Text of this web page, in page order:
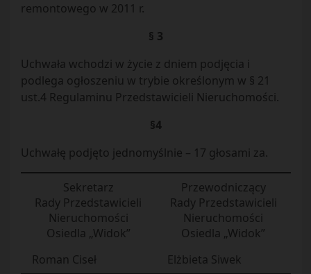
remontowego w 2011 r.
§ 3
Uchwała wchodzi w życie z dniem podjęcia i
podlega ogłoszeniu w trybie określonym w § 21
ust.4 Regulaminu Przedstawicieli Nieruchomości.
§4
Uchwałę podjęto jednomyślnie – 17 głosami za.
Sekretarz
Rady Przedstawicieli
Nieruchomości
Osiedla „Widok”
Roman Ciseł
Przewodniczący
Rady Przedstawicieli
Nieruchomości
Osiedla „Widok”
Elżbieta Siwek